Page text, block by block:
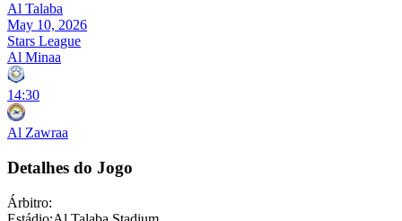
Al Talaba
May 10, 2026
Stars League
Al Minaa
14:30
Al Zawraa
Detalhes do Jogo
Árbitro: